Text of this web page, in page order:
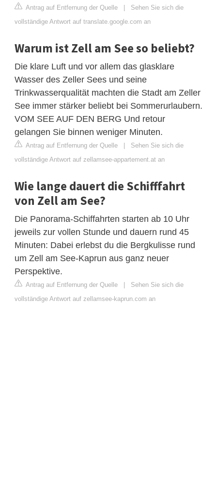
Antrag auf Entfernung der Quelle | Sehen Sie sich die
vollständige Antwort auf translate.google.com an
Warum ist Zell am See so beliebt?
Die klare Luft und vor allem das glasklare
Wasser des Zeller Sees und seine
Trinkwasserqualität machten die Stadt am Zeller
See immer stärker beliebt bei Sommerurlaubern.
VOM SEE AUF DEN BERG Und retour
gelangen Sie binnen weniger Minuten.
Antrag auf Entfernung der Quelle | Sehen Sie sich die
vollständige Antwort auf zellamsee-appartement.at an
Wie lange dauert die Schifffahrt
von Zell am See?
Die Panorama-Schiffahrten starten ab 10 Uhr
jeweils zur vollen Stunde und dauern rund 45
Minuten: Dabei erlebst du die Bergkulisse rund
um Zell am See-Kaprun aus ganz neuer
Perspektive.
Antrag auf Entfernung der Quelle | Sehen Sie sich die
vollständige Antwort auf zellamsee-kaprun.com an